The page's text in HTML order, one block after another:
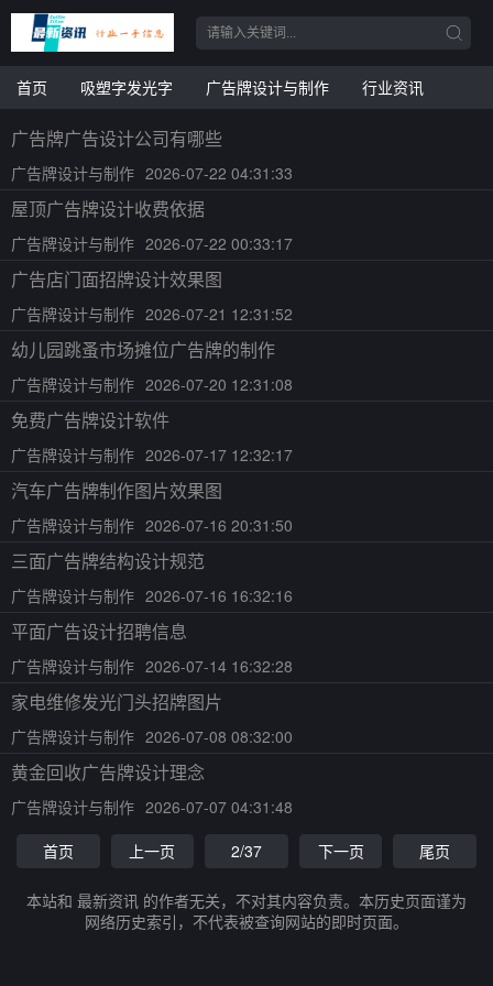
首页 吸塑字发光字 广告牌设计与制作 行业资讯
广告牌广告设计公司有哪些
广告牌设计与制作 2026-07-22 04:31:33
屋顶广告牌设计收费依据
广告牌设计与制作 2026-07-22 00:33:17
广告店门面招牌设计效果图
广告牌设计与制作 2026-07-21 12:31:52
幼儿园跳蚤市场摊位广告牌的制作
广告牌设计与制作 2026-07-20 12:31:08
免费广告牌设计软件
广告牌设计与制作 2026-07-17 12:32:17
汽车广告牌制作图片效果图
广告牌设计与制作 2026-07-16 20:31:50
三面广告牌结构设计规范
广告牌设计与制作 2026-07-16 16:32:16
平面广告设计招聘信息
广告牌设计与制作 2026-07-14 16:32:28
家电维修发光门头招牌图片
广告牌设计与制作 2026-07-08 08:32:00
黄金回收广告牌设计理念
广告牌设计与制作 2026-07-07 04:31:48
首页
上一页 2/37 下一页 尾页
本站和 最新资讯 的作者无关，不对其内容负责。本历史页面谨为
网络历史索引，不代表被查询网站的即时页面。